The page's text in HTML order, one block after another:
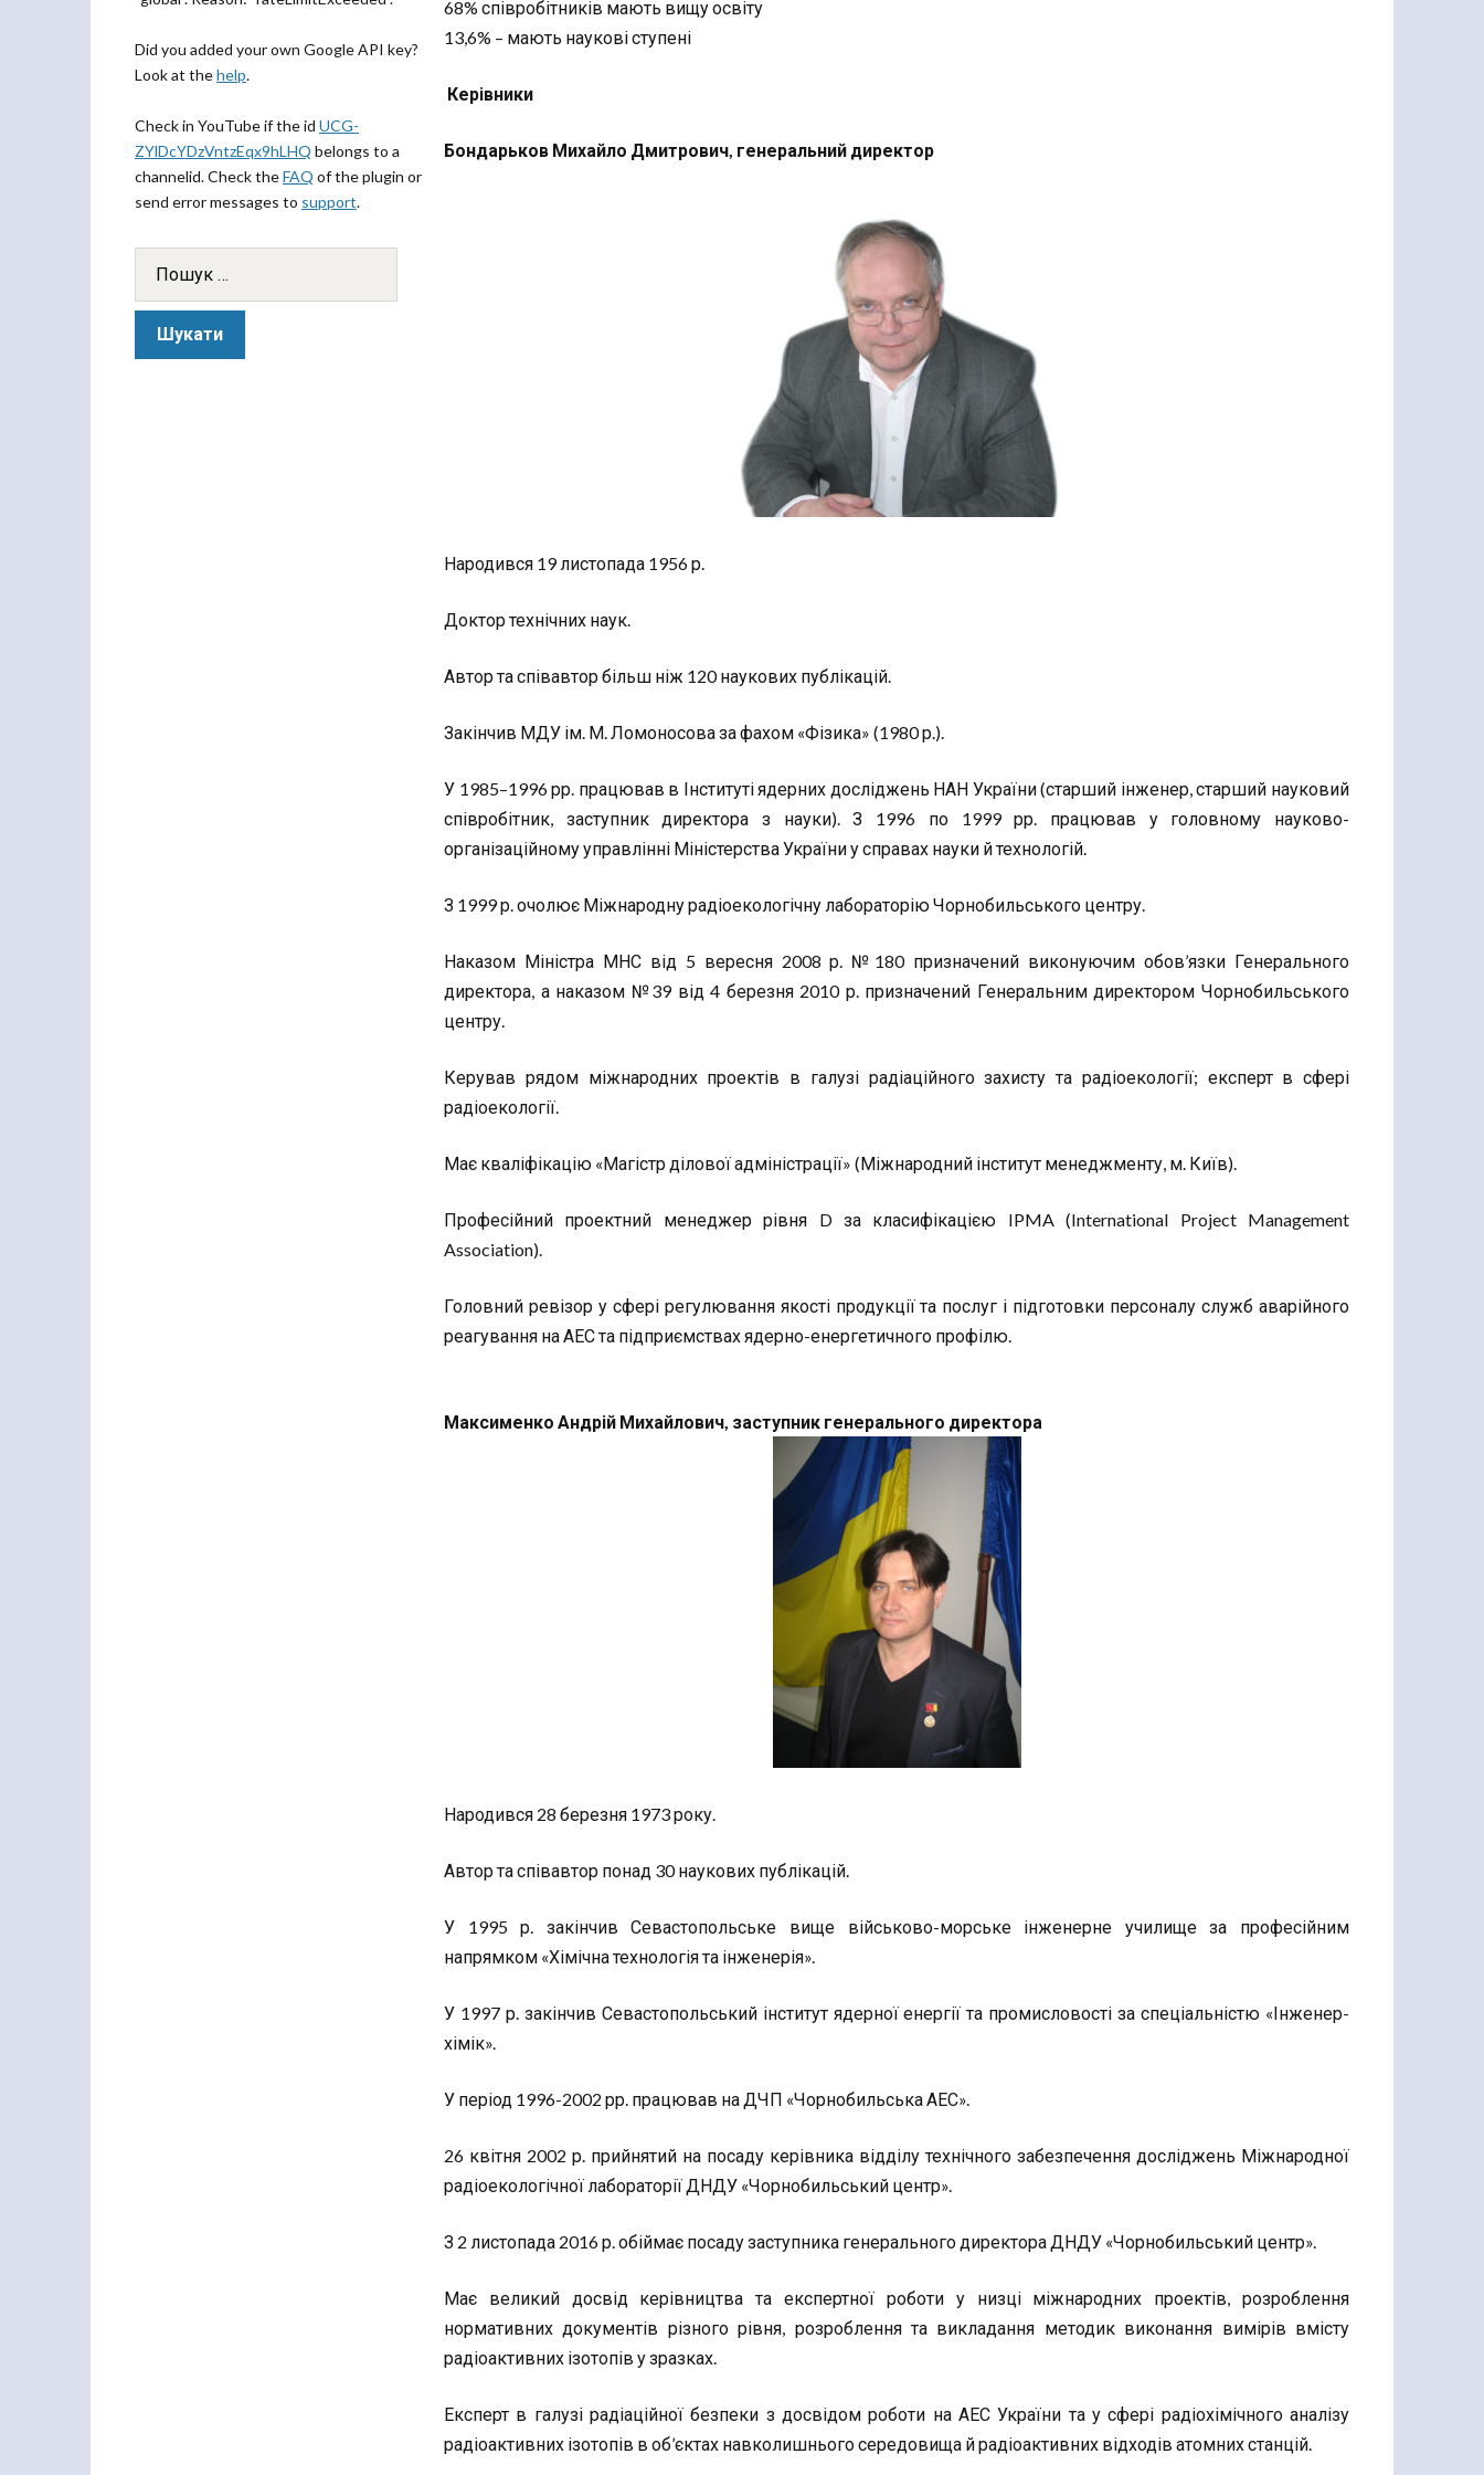
68% співробітників мають вищу освіту
13,6% – мають наукові ступені
Керівники
Бондарьков Михайло Дмитрович, генеральний директор
Народився 19 листопада 1956 р.
Доктор технічних наук.
Автор та співавтор більш ніж 120 наукових публікацій.
Закінчив МДУ ім. М. Ломоносова за фахом «Фізика» (1980 р.).
У 1985–1996 рр. працював в Інституті ядерних досліджень НАН України (старший інженер, старший науковий
співробітник, заступник директора з науки). З 1996 по 1999 рр. працював у головному науково-
організаційному управлінні Міністерства України у справах науки й технологій.
З 1999 р. очолює Міжнародну радіоекологічну лабораторію Чорнобильського центру.
Наказом Міністра МНС від 5 вересня 2008 р. №180 призначений виконуючим обов’язки Генерального
директора, а наказом №39 від 4 березня 2010 р. призначений Генеральним директором Чорнобильського
центру.
Керував рядом міжнародних проектів в галузі радіаційного захисту та радіоекології; експерт в сфері
радіоекології.
Має кваліфікацію «Магістр ділової адміністрації» (Міжнародний інститут менеджменту, м. Київ).
Професійний проектний менеджер рівня D за класифікацією IPMA (International Project Management
Association).
Головний ревізор у сфері регулювання якості продукції та послуг і підготовки персоналу служб аварійного
реагування на АЕС та підприємствах ядерно-енергетичного профілю.
Максименко Андрій Михайлович, заступник генерального директора
Народився 28 березня 1973 року.
Автор та співавтор понад 30 наукових публікацій.
У 1995 р. закінчив Севастопольське вище військово-морське інженерне училище за професійним
напрямком «Хімічна технологія та інженерія».
У 1997 р. закінчив Севастопольський інститут ядерної енергії та промисловості за спеціальністю «Інженер-
хімік».
У період 1996-2002 рр. працював на ДЧП «Чорнобильська АЕС».
26 квітня 2002 р. прийнятий на посаду керівника відділу технічного забезпечення досліджень Міжнародної
радіоекологічної лабораторії ДНДУ «Чорнобильський центр».
З 2 листопада 2016 р. обіймає посаду заступника генерального директора ДНДУ «Чорнобильський центр».
Має великий досвід керівництва та експертної роботи у низці міжнародних проектів, розроблення
нормативних документів різного рівня, розроблення та викладання методик виконання вимірів вмісту
радіоактивних ізотопів у зразках.
Експерт в галузі радіаційної безпеки з досвідом роботи на АЕС України та у сфері радіохімічного аналізу
радіоактивних ізотопів в об’єктах навколишнього середовища й радіоактивних відходів атомних станцій.
Did you added your own Google API key?
Look at thehelp.
Check in YouTube if the id UCG-
ZYlDcYDzVntzEqx9hLHQ belongs to a
channelid. Check theFAQ of the plugin or
send error messages to support.